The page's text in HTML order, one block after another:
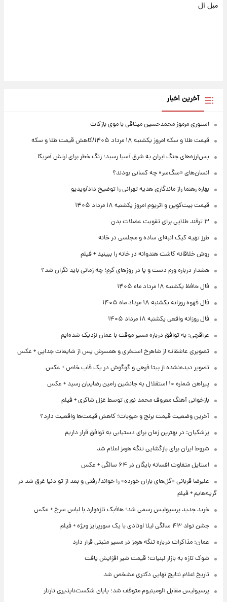
مبل ال
آخرین اخبار
استوری مرموز محمدحسین میثاقی با موی بازکات
قیمت طلا و سکه امروز یکشنبه ۱۸ مرداد ۱۴۰۵/کاهش قیمت طلا و سکه
پس‌لرزه‌های جنگ ایران به شرق آسیا رسید؛ زنگ خطر برای ارتش آمریکا
انسان‌های «سگ‌سر» چه کسانی بودند؟
بهاره رهنما راز ماندگاری هدیه تهرانی را توضیح داد/ویدیو
قیمت بیت‌کوین و اتریوم امروز یکشنبه ۱۸ مرداد ۱۴۰۵
۳ ترفند طلایی برای تقویت عضلات بدن
طرز تهیه کیک انبه‌ای ساده و مجلسی در خانه
روش خلاقانه کاشت هندوانه در خانه را ببینید + فیلم
هشدار درباره ورم دست و پا در روزهای گرم؛ چه زمانی باید نگران شد؟
فال حافظ یکشنبه ۱۸ مرداد ماه ۱۴۰۵
فال قهوه روزانه یکشنبه ۱۸ مرداد ماه ۱۴۰۵
فال روزانه واقعی یکشنبه ۱۸ مرداد ۱۴۰۵
عراقچی: به توافق درباره مسیر موقت با عمان نزدیک شده‌ایم
تصویری عاشقانه از شاهرخ استخری و همسرش پس از شایعات جدایی + عکس
تصویر دیده‌نشده از بیتا فرهی و گوگوش در یک قاب خاص + عکس
پیراهن شماره ۱۰ استقلال به جانشین رامین رضاییان رسید + عکس
بازخوانی آهنگ معروف محمد نوری توسط غزل شاکری + فیلم
آخرین وضعیت قیمت برنج و حبوبات؛ کاهش قیمت‌ها واقعیت دارد؟
پزشکیان: در بهترین زمان برای دستیابی به توافق قرار داریم
شروط ایران برای بازگشایی تنگه هرمز اعلام شد
استایل متفاوت افسانه بایگان در ۶۴ سالگی + عکس
علیرضا قربانی «گل‌های باران خورده» را خواند/ رفتی و بعد از تو دنیا غرق شد در
گریه‌هایم + فیلم
خرید جدید پرسپولیس رسمی شد؛ هافبک تازه‌وارد با لباس سرخ + عکس
جشن تولد ۴۳ سالگی لیلا اوتادی با یک سورپرایز ویژه + فیلم
عمان: مذاکرات درباره تنگه هرمز در مسیر مثبتی قرار دارد
شوک تازه به بازار لبنیات؛ قیمت شیر افزایش یافت
تاریخ اعلام نتایج نهایی دکتری مشخص شد
پرسپولیس مقابل آلومینیوم متوقف شد؛ پایان شکست‌ناپذیری تارتار